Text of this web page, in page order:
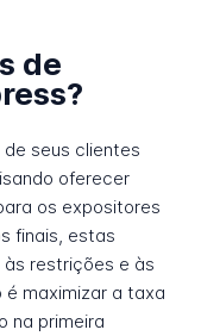
de
seus clientes
oferecer
os expositores
finais, estas
restrições e às
maximizar a taxa
na primeira